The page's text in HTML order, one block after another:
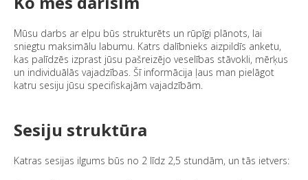
Mūsu darbs ar elpu būs strukturēts un rūpīgi plānots, lai
sniegtu maksimālu labumu. Katrs dalībnieks aizpildīs anketu,
kas palīdzēs izprast jūsu pašreizējo veselības stāvokli, mērķus
un individuālās vajadzības. Šī informācija ļaus man pielāgot
katru sesiju jūsu specifiskajām vajadzībām.
Sesiju struktūra
Katras sesijas ilgums būs no 2 līdz 2,5 stundām, un tās ietvers: